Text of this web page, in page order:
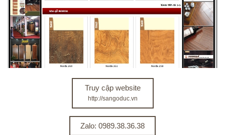
Truy cập website
http://sangoduc.vn
Zalo: 0989.38.36.38